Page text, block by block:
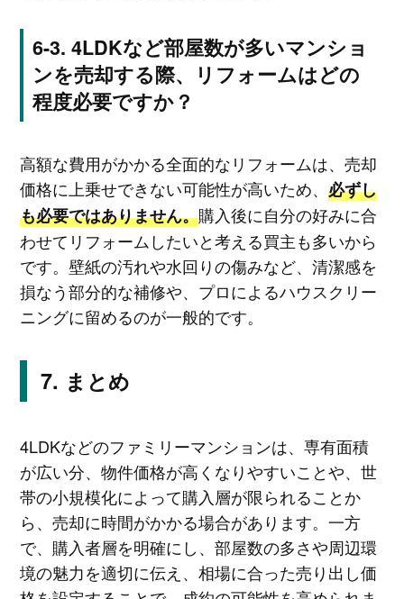
4LDKなど部屋数が多いマンショ
ンを売却する際、リフォームはどの
程度必要ですか？
高額な費用がかかる全面的なリフォームは、売却
価格に上乗せできない可能性が高いため、 必ずし
も必要ではありません。購入後に自分の好みに合
わせてリフォームしたいと考える買主も多いから
です。壁紙の汚れや水回りの傷みなど、清潔感を
損なう部分的な補修や、プロによるハウスクリー
ニングに留めるのが一般的です。
まとめ
4LDKなどのファミリーマンションは、専有面積
が広い分、物件価格が高くなりやすいことや、世
帯の小規模化によって購入層が限られることか
ら、売却に時間がかかる場合があります。一方
で、購入者層を明確にし、部屋数の多さや周辺環
境の魅力を適切に伝え、相場に合った売り出し価